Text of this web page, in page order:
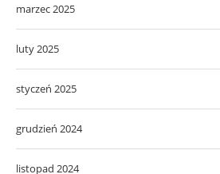
marzec 2025
luty 2025
styczeń 2025
grudzień 2024
listopad 2024